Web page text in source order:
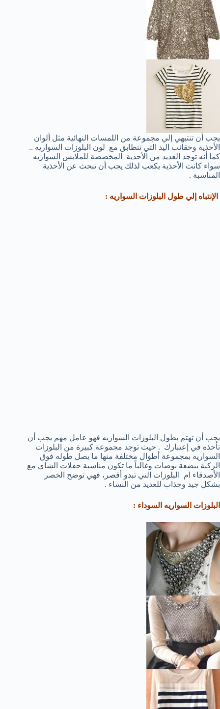
يجب أن تنتبهي إلي مجموعة من اللمسات النهائية مثل ألوان
الأحذية وحقائب اليد التي تتطابق مع لون البلوزات السواريه ..
كما أنه توجد العديد من الأحذية المخصصة للملابس السواريه
سواء كانت الأحذية بكعب لذلك يجب أن تبحث عن الأحذية
المناسبة .
الإنتباه إلي طول البلوزات السواريه :
يجب أن تهتم بطول البلوزات السواريه فهو عامل مهم يجب أن
تأخذه في إعتبارك . حيث توجد مجموعة كبيرة من البلوزات
السواريه بمجموعة أطوال مختلفة منها ما يصل طوله فوق
الركبة ببضعة بوصات وغالباً ما تكون مناسبة حفلات الشاي مع
الأصدقاء ام البلوزات التي تبدو أقصر، فهي توضح الخصر
بشكل جيد وجذاب للعديد من النساء .
البلوزات السواريه السوداء :